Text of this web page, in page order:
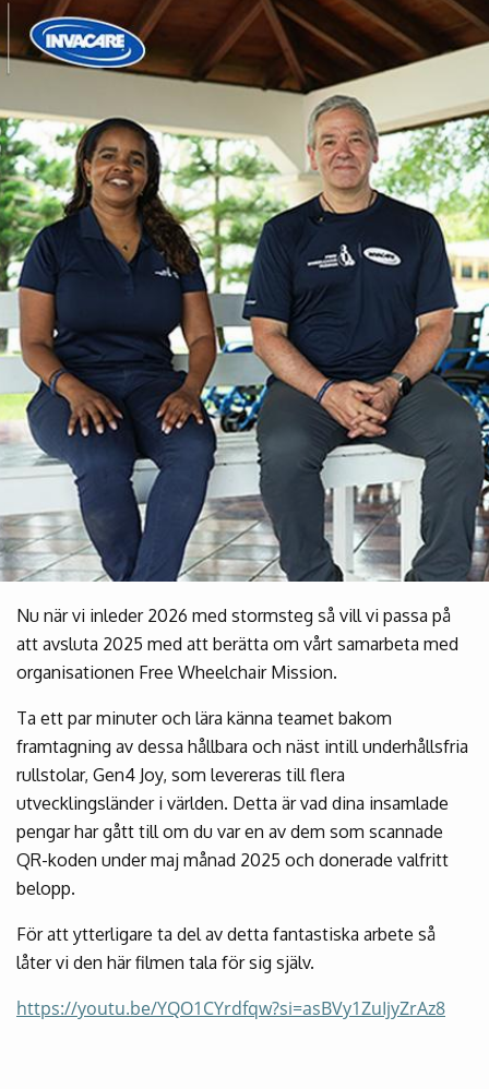
Nu när vi inleder 2026 med stormsteg så vill vi passa på
att avsluta 2025 med att berätta om vårt samarbeta med
organisationen Free Wheelchair Mission.
Ta ett par minuter och lära känna teamet bakom
framtagning av dessa hållbara och näst intill underhållsfria
rullstolar, Gen4 Joy, som levereras till flera
utvecklingsländer i världen. Detta är vad dina insamlade
pengar har gått till om du var en av dem som scannade
QR-koden under maj månad 2025 och donerade valfritt
belopp.
För att ytterligare ta del av detta fantastiska arbete så
låter vi den här filmen tala för sig själv.
https://youtu.be/YQO1CYrdfqw?si=asBVy1ZuIjyZrAz8